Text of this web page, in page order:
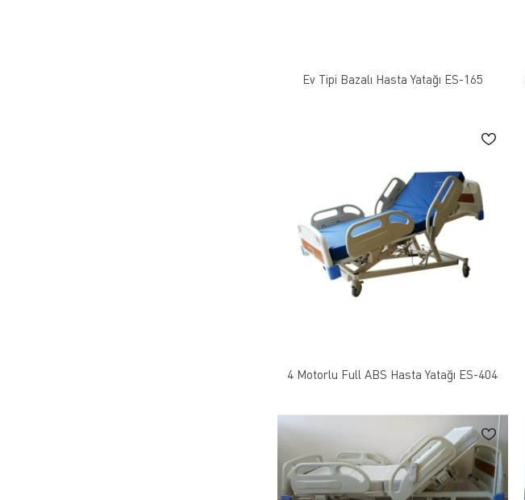
Ev Tipi Bazalı Hasta Yatağı ES-165
4 Motorlu Full ABS Hasta Yatağı ES-404